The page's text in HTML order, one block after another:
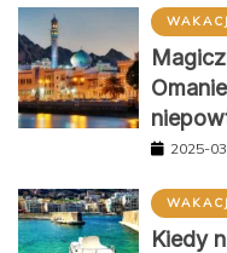
2025-
Kiedy